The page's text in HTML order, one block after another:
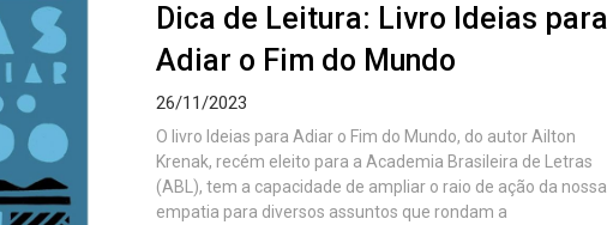
Dica de Leitura: Livro Ideias para
Adiar o Fim do Mundo
26/11/2023
O livro Ideias para Adiar o Fim do Mundo, do autor Ailton
Krenak, recém eleito para a Academia Brasileira de Letras
(ABL), tem a capacidade de ampliar o raio de ação da nossa
empatia para diversos assuntos que rondam a